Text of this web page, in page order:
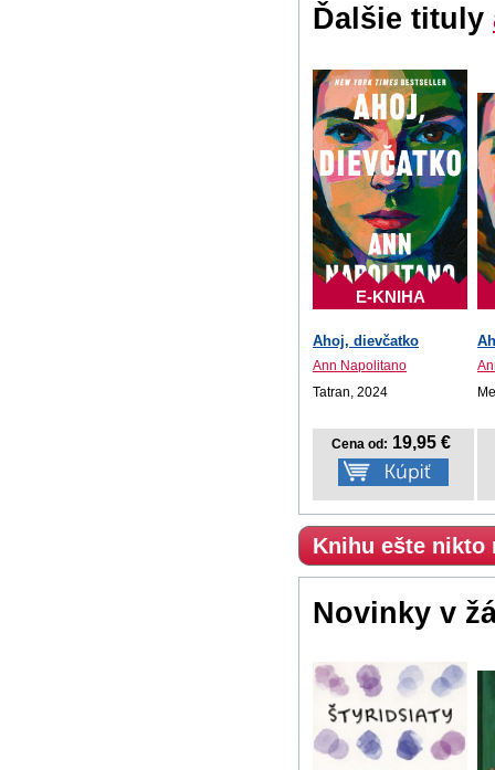
Ďalšie tituly
E-KNIHA
Ahoj, dievčatko
Ann Napolitano
Tatran, 2024
Cena od: 19,95 €
Knihu ešte nikto
Novinky v